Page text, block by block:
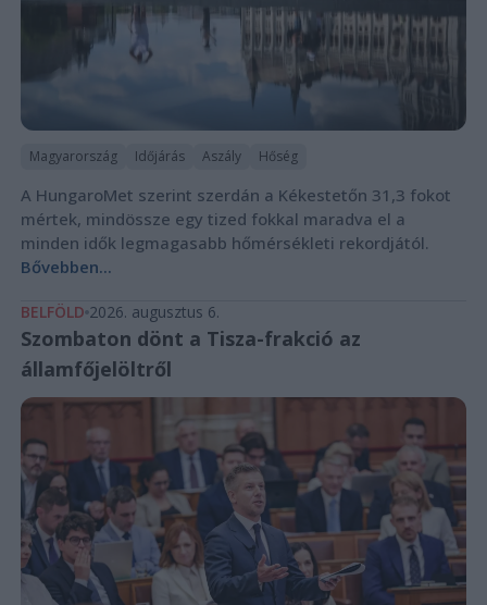
Magyarország Időjárás Aszály Hőség
A HungaroMet szerint szerdán a Kékestetőn 31,3 fokot
mértek, mindössze egy tized fokkal maradva el a
minden idők legmagasabb hőmérsékleti rekordjától.
Bővebben...
BELFÖLD 2026. augusztus 6.
Szombaton dönt a Tisza-frakció az
államfőjelöltről